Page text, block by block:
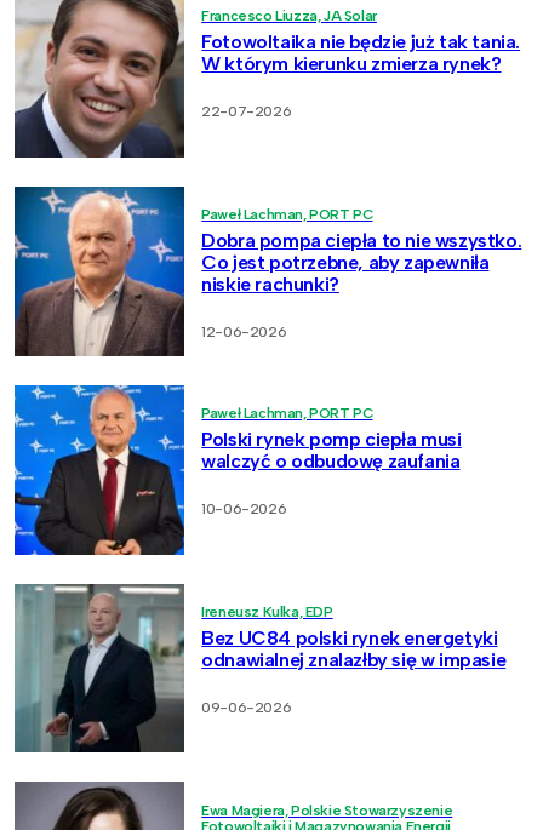
Francesco Liuzza, JA Solar
Fotowoltaika nie będzie już tak tania.
W którym kierunku zmierza rynek?
22-07-2026
Paweł Lachman, PORT PC
Dobra pompa ciepła to nie wszystko.
Co jest potrzebne, aby zapewniła
niskie rachunki?
12-06-2026
Paweł Lachman, PORT PC
Polski rynek pomp ciepła musi
walczyć o odbudowę zaufania
10-06-2026
Ireneusz Kulka, EDP
Bez UC84 polski rynek energetyki
odnawialnej znalazłby się w impasie
09-06-2026
Ewa Magiera, Polskie Stowarzyszenie
Fotowoltaiki i Magazynowania Energii